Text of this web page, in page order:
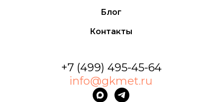
Блог
Контакты
+7 (499) 495-45-64
info@gkmet.ru